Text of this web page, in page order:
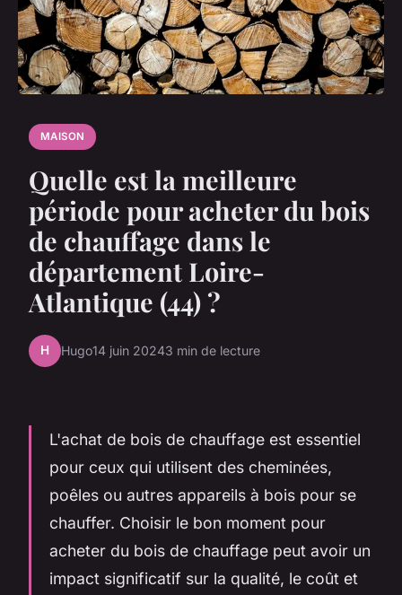
MAISON
Quelle est la meilleure
période pour acheter du bois
de chauffage dans le
département Loire-
Atlantique (44) ?
H Hugo14 juin 20243 min de lecture
L'achat de bois de chauffage est essentiel
pour ceux qui utilisent des cheminées,
poêles ou autres appareils à bois pour se
chauffer. Choisir le bon moment pour
acheter du bois de chauffage peut avoir un
impact significatif sur la qualité, le coût et